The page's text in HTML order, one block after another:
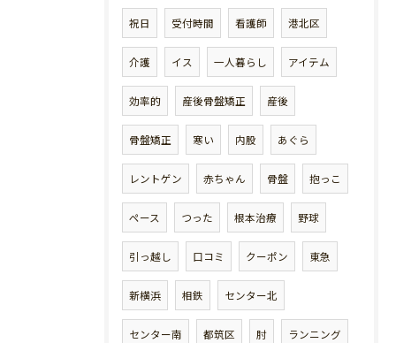
祝日 受付時間 看護師 港北区
介護 イス 一人暮らし アイテム
効率的 産後骨盤矯正 産後
骨盤矯正 寒い 内股 あぐら
レントゲン 赤ちゃん 骨盤 抱っこ
ペース つった 根本治療 野球
引っ越し 口コミ クーポン 東急
新横浜 相鉄 センター北
センター南 都筑区 肘 ランニング